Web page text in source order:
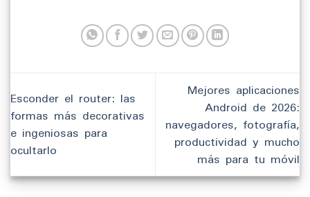
Esconder el router: las
formas más decorativas
e ingeniosas para
ocultarlo
Mejores aplicaciones
Android de 2026:
navegadores, fotografía,
productividad y mucho
más para tu móvil